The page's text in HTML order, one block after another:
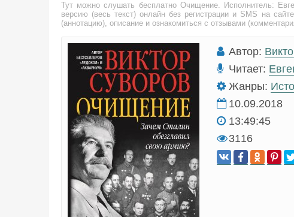
Тут можно слушать бесплатно Очищение. Исполнитель:
версию (весь текст) онлайн без регистрации и SMS на
(аннотацию), описание и ознакомиться с отзывами
Автор:
Читает:
Жанры:
10.09.2018
13:49:45
3116